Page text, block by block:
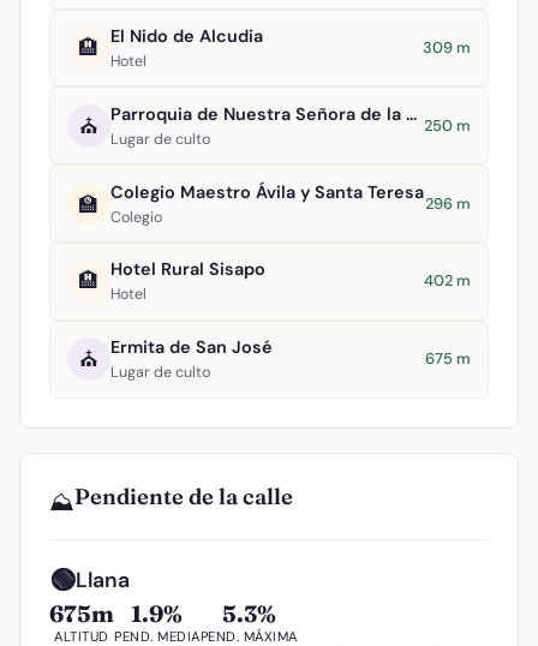
🏨 El Nido de Alcudia
Hotel
309 m
⛪ Parroquia de Nuestra Señora de la Asunción
Lugar de culto
250 m
🏫 Colegio Maestro Ávila y Santa Teresa
Colegio
296 m
🏨 Hotel Rural Sisapo
Hotel
402 m
⛪ Ermita de San José
Lugar de culto
675 m
⛰️Pendiente de la calle
🟢Llana
675m
ALTITUD
1.9%
PEND. MEDIA
5.3%
PEND. MÁXIMA